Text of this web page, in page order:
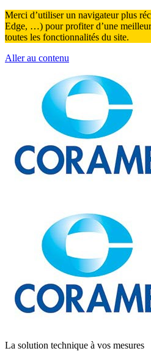
Merci d’utiliser un navigateur plus
Edge, …) pour profiter d’une
toutes les fonctionnalités du site.
Aller au contenu
La solution technique à vos mesures